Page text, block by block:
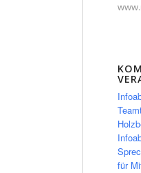
für